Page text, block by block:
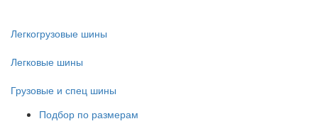
Легкогрузовые шины
Легковые шины
Грузовые и спец шины
Подбор по размерам